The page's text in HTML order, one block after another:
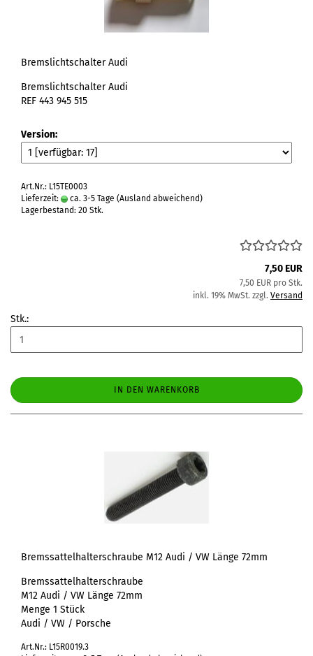
Bremslichtschalter Audi
Bremslichtschalter Audi
REF 443 945 515
Version:
Art.Nr.: L15TE0003
Lieferzeit:
ca. 3-5 Tage (Ausland abweichend)
Lagerbestand: 20 Stk.
7,50 EUR
7,50 EUR pro Stk.
inkl. 19% MwSt. zzgl. Versand
Stk.:
IN DEN WARENKORB
Bremssattelhalterschraube M12 Audi / VW Länge 72mm
Bremssattelhalterschraube
M12 Audi / VW Länge 72mm
Menge 1 Stück
Audi / VW / Porsche
Art.Nr.: L15R0019.3